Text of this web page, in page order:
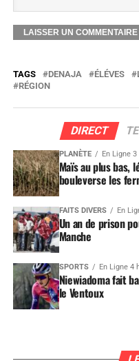
TAGS DENAJA ÉLÉVES
RÉGION
DIRECT
PLANÈTE En Ligne
Maïs au plus bas,
bouleverse les
FAITS DIVERS En
Un an de prison
Manche
SPORTS En Ligne 4
Niewiadoma fait
le Ventoux